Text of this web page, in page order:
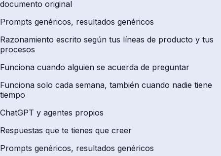
documento original
Prompts genéricos, resultados genéricos
Razonamiento escrito según tus líneas de producto y tus
procesos
Funciona cuando alguien se acuerda de preguntar
Funciona solo cada semana, también cuando nadie tiene
tiempo
ChatGPT y agentes propios
Respuestas que te tienes que creer
Prompts genéricos, resultados genéricos